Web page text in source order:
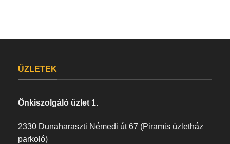
ÜZLETEK
Önkiszolgáló üzlet 1.
2330 Dunaharaszti Némedi út 67 (Piramis üzletház
parkoló)